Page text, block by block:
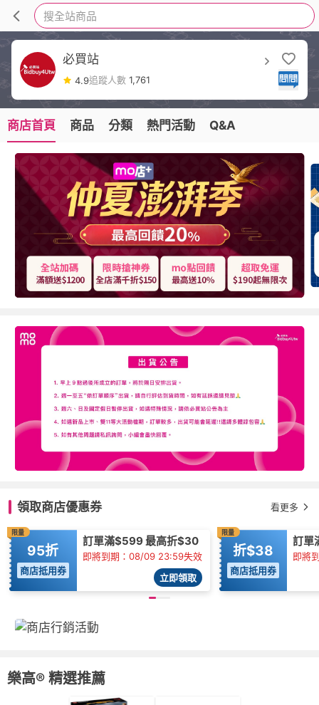
搜全站商品
必買站
4.9追蹤人數 1,761
商店首頁 商品 分類 熱門活動 Q&A
領取商店優惠券 看更多
限量
95折
商店抵用券
訂單滿$599 最高折$30
即將到期：08/09 23:59失效
立即領取
限量
折$38
商店抵用券
訂單
即將
樂高® 精選推薦